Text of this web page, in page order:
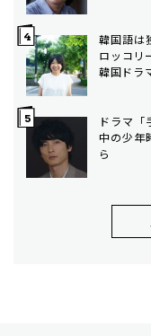
韓国語は
ロッコリ
韓国ドラ
ドラマ
中の少年
ら